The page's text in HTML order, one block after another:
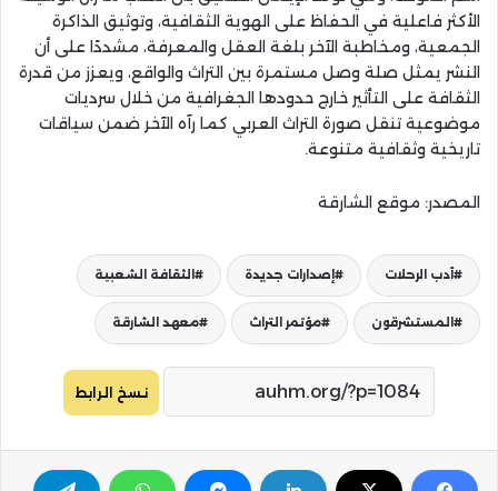
الأكثر فاعلية في الحفاظ على الهوية الثقافية، وتوثيق الذاكرة
الجمعية، ومخاطبة الآخر بلغة العقل والمعرفة، مشددًا على أن
النشر يمثل صلة وصل مستمرة بين التراث والواقع، ويعزز من قدرة
الثقافة على التأثير خارج حدودها الجغرافية من خلال سرديات
موضوعية تنقل صورة التراث العربي كما رآه الآخر ضمن سياقات
تاريخية وثقافية متنوعة.
المصدر: موقع الشارقة
أدب الرحلات إصدارات جديدة الثقافة الشعبية
المستشرقون مؤتمر التراث معهد الشارقة
نسخ الرابط